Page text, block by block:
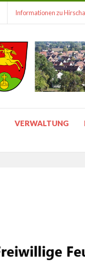
Informationen zu
VERWALTUNG